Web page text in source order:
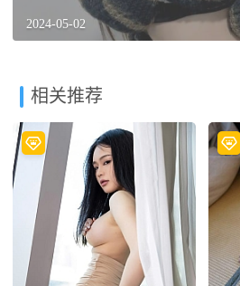
2024-05-02
相关推荐